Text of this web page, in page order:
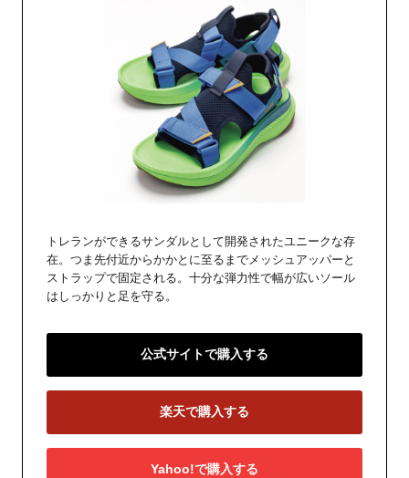
トレランができるサンダルとして開発されたユニークな存
在。つま先付近からかかとに至るまでメッシュアッパーと
ストラップで固定される。十分な弾力性で幅が広いソール
はしっかりと足を守る。
公式サイトで購入する
楽天で購入する
Yahoo!で購入する